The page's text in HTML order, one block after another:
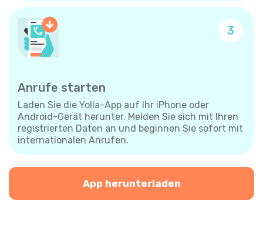
3
Anrufe starten
Laden Sie die Yolla-App auf Ihr iPhone oder
Android-Gerät herunter. Melden Sie sich mit Ihren
registrierten Daten an und beginnen Sie sofort mit
internationalen Anrufen.
App herunterladen